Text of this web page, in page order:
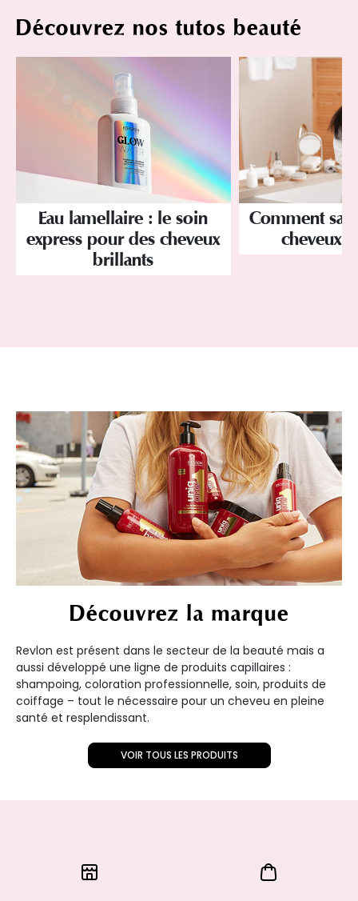
Découvrez nos tutos beauté
Eau lamellaire : le soin
express pour des cheveux
brillants
Comment
cheveux
Découvrez la marque
Revlon est présent dans le secteur de la beauté mais a
aussi développé une ligne de produits capillaires :
shampoing, coloration professionnelle, soin, produits de
coiffage – tout le nécessaire pour un cheveu en pleine
santé et resplendissant.
VOIR TOUS LES PRODUITS